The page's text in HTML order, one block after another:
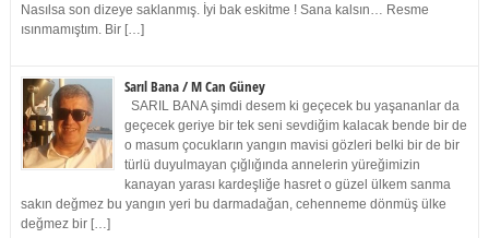
Nasılsa son dizeye saklanmış. İyi bak eskitme ! Sana kalsın… Resme
ısınmamıştım. Bir […]
Sarıl Bana / M Can Güney
SARIL BANA şimdi desem ki geçecek bu yaşananlar da
geçecek geriye bir tek seni sevdiğim kalacak bende bir de
o masum çocukların yangın mavisi gözleri belki bir de bir
türlü duyulmayan çığlığında annelerin yüreğimizin
kanayan yarası kardeşliğe hasret o güzel ülkem sanma
sakın değmez bu yangın yeri bu darmadağan, cehenneme dönmüş ülke
değmez bir […]